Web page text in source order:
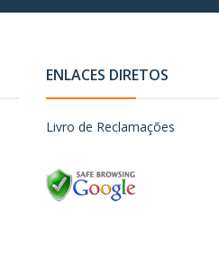
ENLACES DIRETOS
Livro de Reclamações